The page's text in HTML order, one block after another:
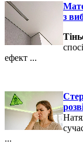
з
ефект ...
...